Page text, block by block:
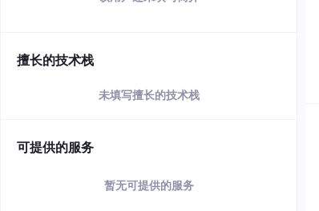
擅长的技术栈
未填写擅长的技术栈
可提供的服务
暂无可提供的服务